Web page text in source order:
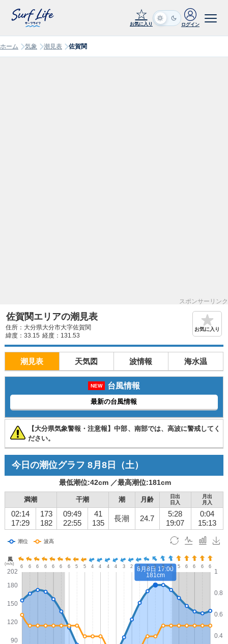
☆
お気に入り ログイン
ホーム 気象 潮見表 佐賀関
スポンサーリンク
佐賀関エリアの潮見表
住所：大分県大分市大字佐賀関
緯度：33.15 経度：131.53
お気に入り
潮見表 天気図 波情報 海水温
NEW 台風情報
最新の台風情報
【大分県気象警報・注意報】中部、南部では、高波に警戒してく
ださい。
今日の潮位グラフ 8月8日 （土）
最低潮位:42cm ／最高潮位:181cm
満潮 干潮 潮 月齢
日出
日入
月出
月入
02:14
17:29
173
182
09:49
22:55
41
135
長潮 24.7
5:28
19:07
0:04
15:13